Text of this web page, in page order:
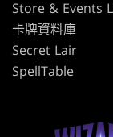
Store & Events
卡牌資料庫
Secret Lair
SpellTable